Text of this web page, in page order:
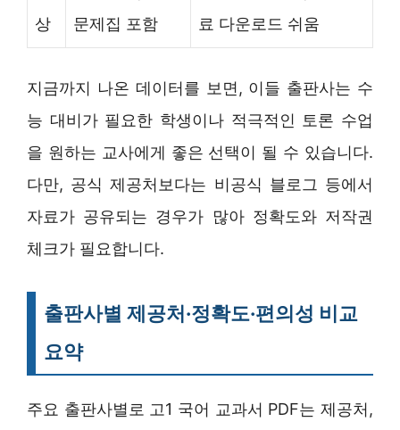
상
문제집 포함
료 다운로드 쉬움
지금까지 나온 데이터를 보면, 이들 출판사는 수
능 대비가 필요한 학생이나 적극적인 토론 수업
을 원하는 교사에게 좋은 선택이 될 수 있습니다.
다만, 공식 제공처보다는 비공식 블로그 등에서
자료가 공유되는 경우가 많아 정확도와 저작권
체크가 필요합니다.
출판사별 제공처·정확도·편의성 비교
요약
주요 출판사별로 고1 국어 교과서 PDF는 제공처,